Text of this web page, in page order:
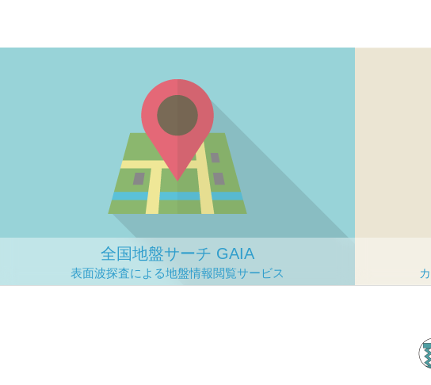
全国地盤サーチ GAIA